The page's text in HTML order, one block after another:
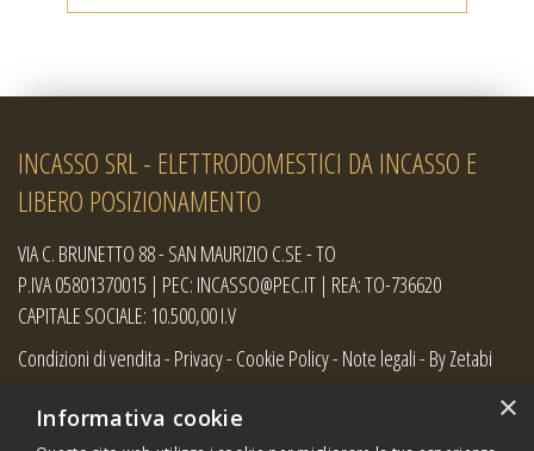
INCASSO SRL - ELETTRODOMESTICI DA INCASSO E
LIBERO POSIZIONAMENTO
VIA C. BRUNETTO 88 - SAN MAURIZIO C.SE - TO
P.IVA 05801370015 | PEC: INCASSO@PEC.IT | REA: TO-736620
CAPITALE SOCIALE: 10.500,00 I.V
Condizioni di vendita- Privacy- Cookie Policy- Note legali- By Zetabi
×
Informativa cookie